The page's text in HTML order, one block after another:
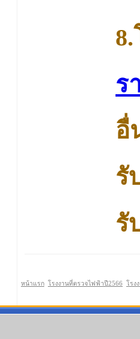
ร
อื่
รั
รั
หน้าแรก โรงงานที่ตรวจไฟฟ้าปี2566 โรง